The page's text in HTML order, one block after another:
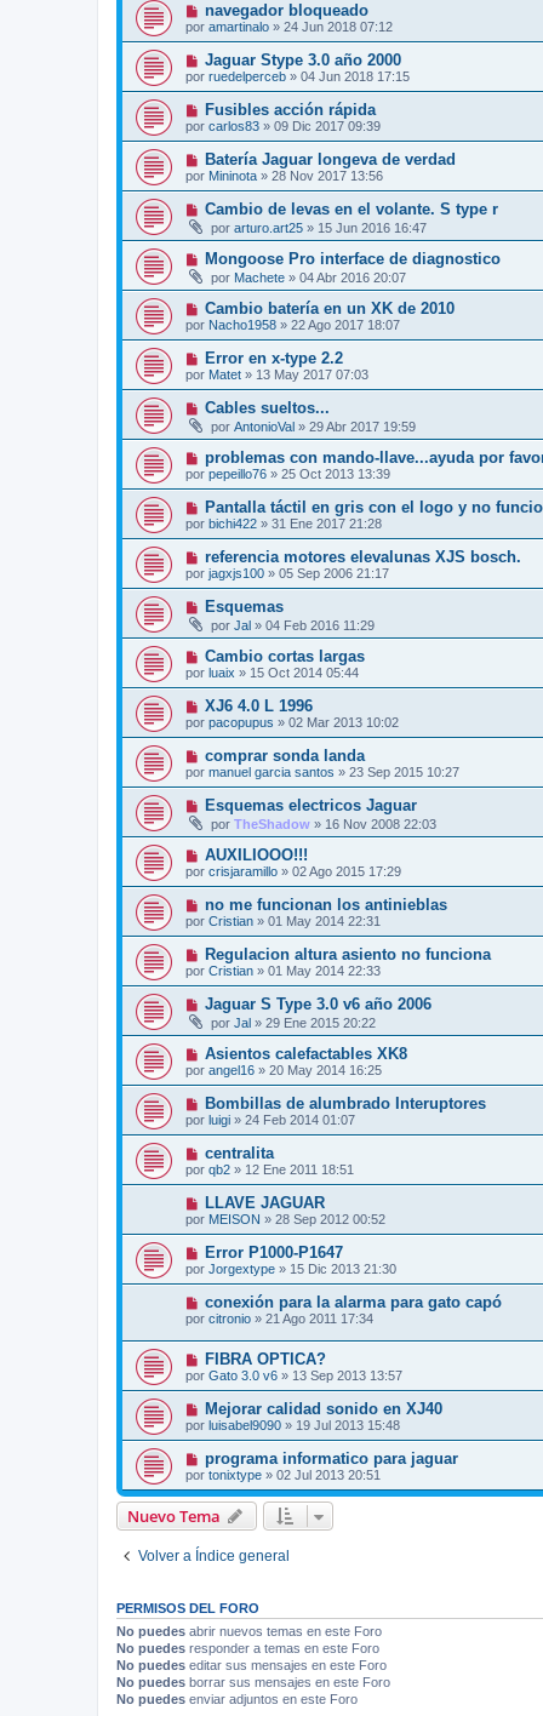
navegador bloqueado
por amartinalo » 24 Jun 2018 07:12
Jaguar Stype 3.0 año 2000
por ruedelperceb » 04 Jun 2018 17:15
Fusibles acción rápida
por carlos83 » 09 Dic 2017 09:39
Batería Jaguar longeva de verdad
por Mininota » 28 Nov 2017 13:56
Cambio de levas en el volante. S type r
por arturo.art25 » 15 Jun 2016 16:47
Mongoose Pro interface de diagnostico
por Machete » 04 Abr 2016 20:07
Cambio batería en un XK de 2010
por Nacho1958 » 22 Ago 2017 18:07
Error en x-type 2.2
por Matet » 13 May 2017 07:03
Cables sueltos...
por AntonioVal » 29 Abr 2017 19:59
problemas con mando-llave...ayuda por
por pepeillo76 » 25 Oct 2013 13:39
Pantalla táctil en gris con el logo y no
por bichi422 » 31 Ene 2017 21:28
referencia motores elevalunas XJS bosch.
por jagxjs100 » 05 Sep 2006 21:17
Esquemas
por Jal » 04 Feb 2016 11:29
Cambio cortas largas
por luaix » 15 Oct 2014 05:44
XJ6 4.0 L 1996
por pacopupus » 02 Mar 2013 10:02
comprar sonda landa
por manuel garcia santos » 23 Sep 2015 10:27
Esquemas electricos Jaguar
por TheShadow » 16 Nov 2008 22:03
AUXILIOOO!!!
por crisjaramillo » 02 Ago 2015 17:29
no me funcionan los antinieblas
por Cristian » 01 May 2014 22:31
Regulacion altura asiento no funciona
por Cristian » 01 May 2014 22:33
Jaguar S Type 3.0 v6 año 2006
por Jal » 29 Ene 2015 20:22
Asientos calefactables XK8
por angel16 » 20 May 2014 16:25
Bombillas de alumbrado Interuptores
por luigi » 24 Feb 2014 01:07
centralita
por qb2 » 12 Ene 2011 18:51
LLAVE JAGUAR
por MEISON » 28 Sep 2012 00:52
Error P1000-P1647
por Jorgextype » 15 Dic 2013 21:30
conexión para la alarma para gato capó
por citronio » 21 Ago 2011 17:34
FIBRA OPTICA?
por Gato 3.0 v6 » 13 Sep 2013 13:57
Mejorar calidad sonido en XJ40
por luisabel9090 » 19 Jul 2013 15:48
programa informatico para jaguar
por tonixtype » 02 Jul 2013 20:51
Nuevo Tema
Volver a Índice general
PERMISOS DEL FORO
No puedes abrir nuevos temas en este Foro
No puedes responder a temas en este Foro
No puedes editar sus mensajes en este Foro
No puedes borrar sus mensajes en este Foro
No puedes enviar adjuntos en este Foro